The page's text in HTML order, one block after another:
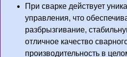
При сварке действует
управления, что
разбрызгивание,
отличное качество
производительность в